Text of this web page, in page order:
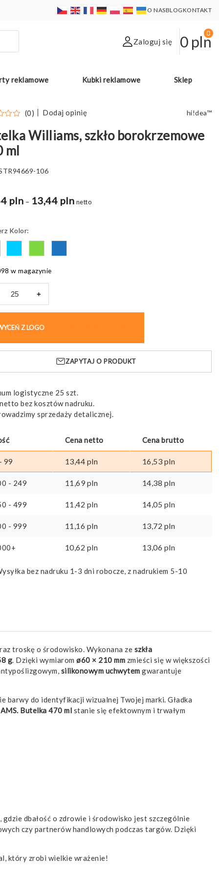
O NASBLOGKONTAKT
Zaloguj się 0 pln
0
reklamowe Kubki reklamowe Sklep
(0) Dodaj opinię hi!dea™
Williams, szkło borokrzemowe
ml
106
pln – 13,44 plnZakres
netto
Kolor
w magazynie
+
Z LOGO
ZAPYTAJ O PRODUKT
logistyczne 25 szt.
bez kosztów nadruku.
sprzedaży detalicznej.
Cena netto Cena brutto
99 13,44 pln 16,53 pln
- 249 11,69pln 14,38 pln
- 499 11,42 pln 14,05 pln
- 999 11,16 pln 13,72 pln
10,62 pln 13,06 pln
bez nadruku 1-3 dni robocze, z nadrukiem 5-10
troskę o środowisko. Wykonana ze szkła
g . Dzięki wymiarom ø60 × 210 mm zmieści się w większości
silikonowym uchwytem gwarantuje
barwy do identyfikacji wizualnej Twojej marki. Gładka
Butelka 470 ml stanie się efektownym i trwałym
, gdzie dbałość o zdrowie i środowisko jest szczególnie
czy partnerów handlowych podczas targów. Dzięki
który zrobi wielkie wrażenie!